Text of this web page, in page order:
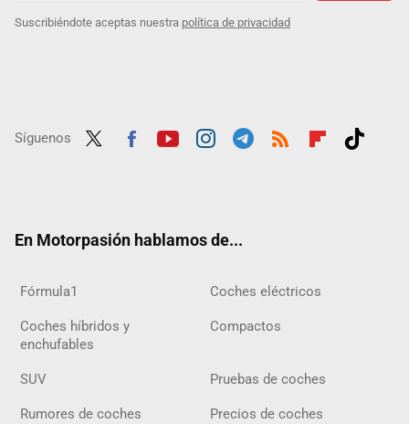
Suscribiéndote aceptas nuestra política de privacidad
Síguenos
En Motorpasión hablamos de...
Fórmula1 Coches eléctricos
Coches híbridos y
enchufables
Compactos
SUV Pruebas de coches
Rumores de coches Precios de coches